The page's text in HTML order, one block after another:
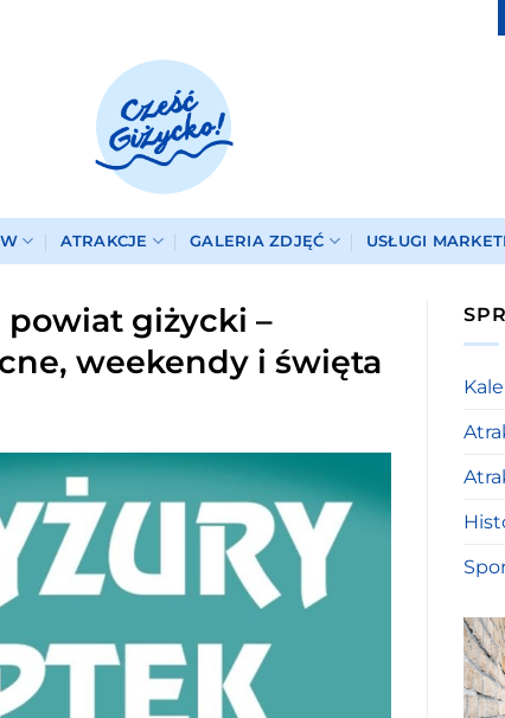
ATRAKCJE GALERIA ZDJĘĆ USŁUGI
powiat giżycki –
weekendy i święta